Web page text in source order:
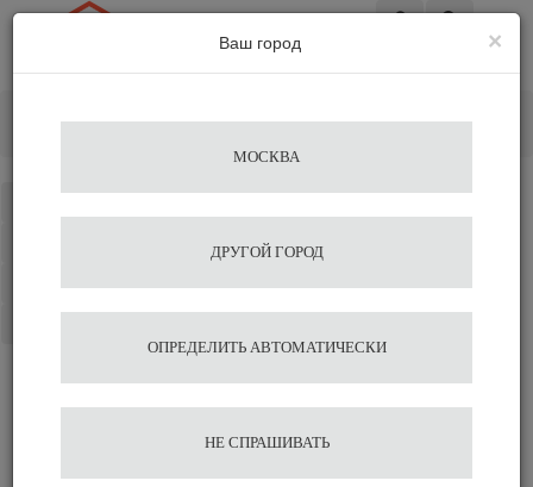
Сироп ”Баббл Гам”
«Монин» 0,7л
×
Ваш город
МОСКВА
ДРУГОЙ ГОРОД
ОПРЕДЕЛИТЬ АВТОМАТИЧЕСКИ
НЕ СПРАШИВАТЬ